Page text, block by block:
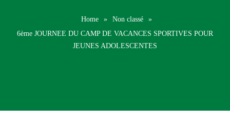
Home » Non classé
»
6ème JOURNEE DU CAMP DE VACANCES SPORTIVES POUR
JEUNES ADOLESCENTES